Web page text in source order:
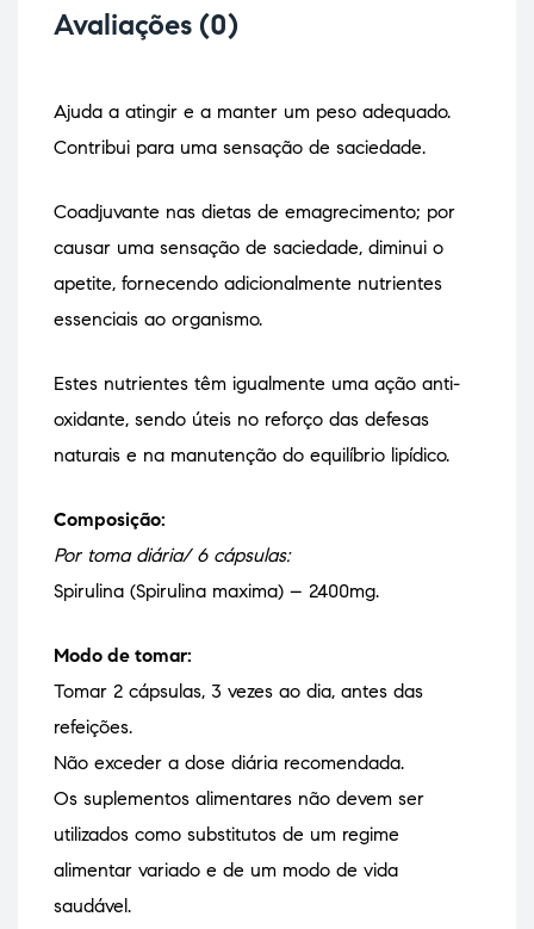
Avaliações (0)
Ajuda a atingir e a manter um peso adequado.
Contribui para uma sensação de saciedade.
Coadjuvante nas dietas de emagrecimento; por
causar uma sensação de saciedade, diminui o
apetite, fornecendo adicionalmente nutrientes
essenciais ao organismo.
Estes nutrientes têm igualmente uma ação anti-
oxidante, sendo úteis no reforço das defesas
naturais e na manutenção do equilíbrio lipídico.
Composição:
Por toma diária/ 6 cápsulas:
Spirulina (Spirulina maxima) – 2400mg.
Modo de tomar:
Tomar 2 cápsulas, 3 vezes ao dia, antes das
refeições.
Não exceder a dose diária recomendada.
Os suplementos alimentares não devem ser
utilizados como substitutos de um regime
alimentar variado e de um modo de vida
saudável.